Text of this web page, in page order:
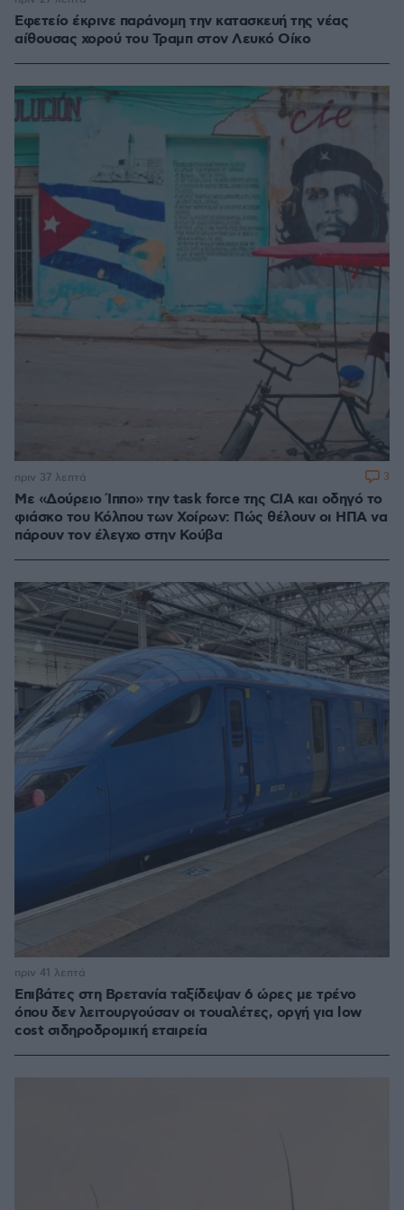
Εφετείο έκρινε παράνομη την κατασκευή της νέας
αίθουσας χορού του Τραμπ στον Λευκό Οίκο
Με «Δούρειο Ίππο» την task force της CIA και οδηγό το
φιάσκο του Κόλπου των Χοίρων: Πώς θέλουν οι ΗΠΑ να
πάρουν τον έλεγχο στην Κούβα
πριν 37 λεπτά 3
Επιβάτες στη Βρετανία ταξίδεψαν 6 ώρες με τρένο
όπου δεν λειτουργούσαν οι τουαλέτες, οργή για low
cost σιδηροδρομική εταιρεία
πριν 41 λεπτά